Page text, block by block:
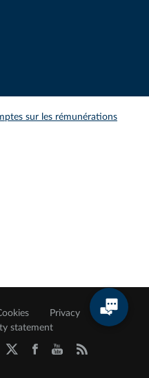
sur les rémunérations
Privacy
statement